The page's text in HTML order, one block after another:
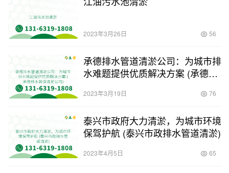
2023年3月26日 56
承德排水管道清淤公司：为城市排
水难题提供优质解决方案 (承德排
2023年3月19日 76
泰兴市政府大力清淤，为城市环境
保驾护航 (泰兴市政排水管道清淤)
2023年4月5日 65